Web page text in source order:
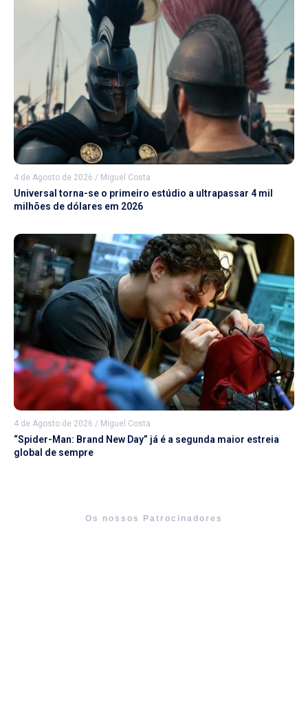
4 de Agosto de 2026 / Miguel Costa
Universal torna-se o primeiro estúdio a ultrapassar 4 mil
milhões de dólares em 2026
4 de Agosto de 2026 / Miguel Costa
“Spider-Man: Brand New Day” já é a segunda maior estreia
global de sempre
Os nossos Patrocinadores